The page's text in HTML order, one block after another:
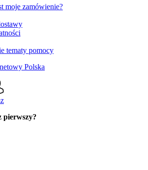
moje zamówienie?
tematy pomocy
pierwszy?